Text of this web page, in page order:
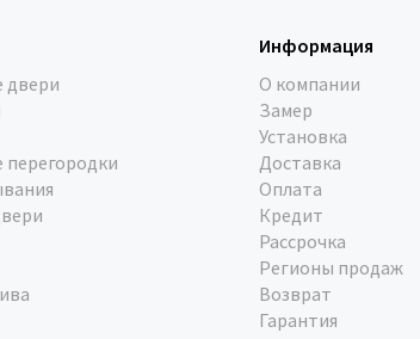
двери
Информация
О компании
Замер
Установка
Доставка
Оплата
Кредит
Рассрочка
Регионы продаж
Возврат
Гарантия